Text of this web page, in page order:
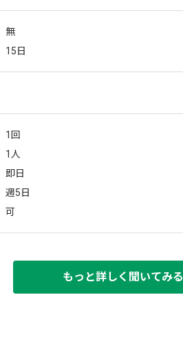
無
15日
1回
1人
即日
週5日
可
もっと詳しく聞いてみる